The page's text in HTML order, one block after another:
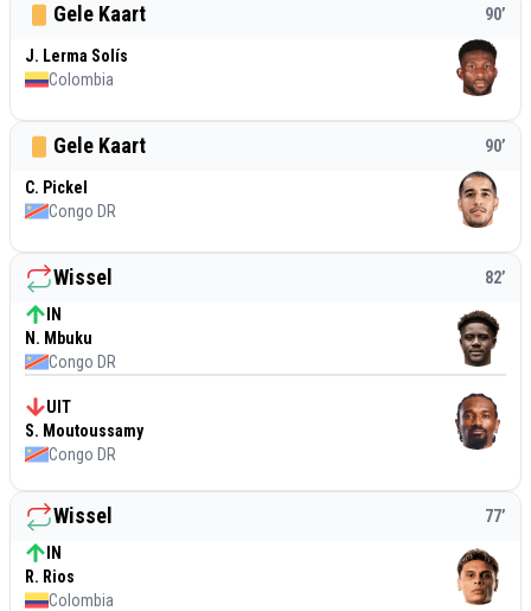
Gele Kaart
90’
J. Lerma Solís
Colombia
Gele Kaart 90’
C. Pickel
Congo DR
Wissel 82’
IN
N. Mbuku
Congo DR
UIT
S. Moutoussamy
Congo DR
Wissel 77’
IN
R. Rios
Colombia